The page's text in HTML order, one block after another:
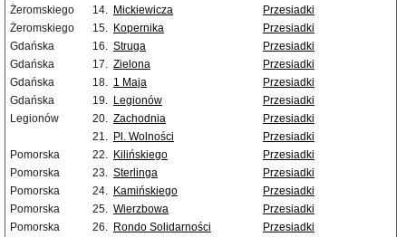
Żeromskiego
14. Mickiewicza
Przesiadki
Żeromskiego
15. Kopernika
Przesiadki
Gdańska
16. Struga
Przesiadki
Gdańska
17. Zielona
Przesiadki
Gdańska
18. 1 Maja
Przesiadki
Gdańska
19. Legionów
Przesiadki
Legionów
20. Zachodnia
Przesiadki
21. Pl. Wolności
Przesiadki
Pomorska
22. Kilińskiego
Przesiadki
Pomorska
23. Sterlinga
Przesiadki
Pomorska
24. Kamińskiego
Przesiadki
Pomorska
25. Wierzbowa
Przesiadki
Pomorska
26. Rondo Solidarności
Przesiadki